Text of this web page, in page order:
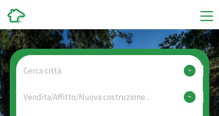
Cerca città
Vendita/Affitto/Nuova costruzione...